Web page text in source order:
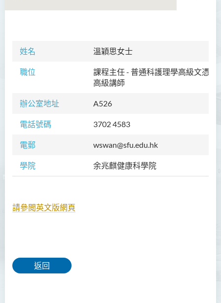
姓名 溫穎思女士
職位
課程主任 - 普通科護理學高級文憑
高級講師
辦公室地址 A526
電話號碼 3702 4583
電郵 wswan@sfu.edu.hk
學院 余兆麒健康科學院
請參閲英文版網頁
返回
課程概覽
教職員
校外顧問團及校外考試委員
學生活動
Community Health Conference
2018